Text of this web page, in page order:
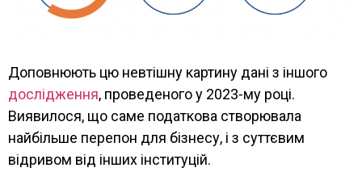
Доповнюють цю невтішну картину дані з іншого
дослідження, проведеного у 2023-му році.
Виявилося, що саме податкова створювала
найбільше перепон для бізнесу, і з суттєвим
відривом від інших інституцій.